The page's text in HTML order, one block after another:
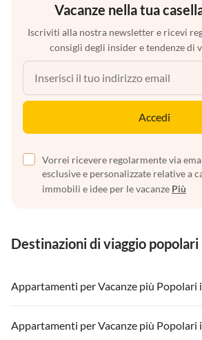
Vacanze nella tua
Iscriviti alla nostra newsletter e ricevi
consigli degli insider e tendenze di
Accedi
Vorrei ricevere regolarmente via
esclusive e personalizzate relative a
immobili e idee per le vacanze Più
Destinazioni di viaggio
Appartamenti per Vacanze più Popolari
Appartamenti per Vacanze in Italia
Appartamenti per Vacanze più Popolari